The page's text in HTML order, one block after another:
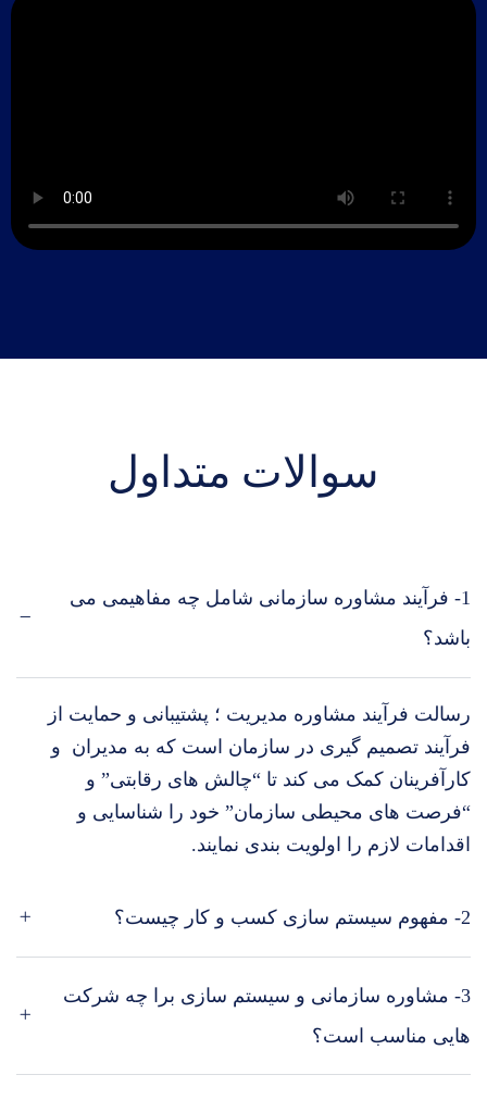
سوالات متداول
1- فرآیند مشاوره سازمانی شامل چه مفاهیمی می
باشد؟
رسالت فرآیند مشاوره مدیریت ؛ پشتیبانی و حمایت از
فرآیند تصمیم گیری در سازمان است که به مدیران و
کارآفرینان کمک می کند تا “چالش های رقابتی” و
“فرصت های محیطی سازمان” خود را شناسایی و
اقدامات لازم را اولویت بندی نمایند.
2- مفهوم سیستم سازی کسب و کار چیست؟
3- مشاوره سازمانی و سیستم سازی برا چه شرکت
هایی مناسب است؟